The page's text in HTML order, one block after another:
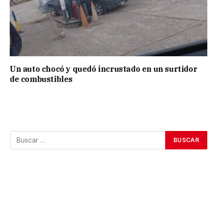
Un auto chocó y quedó incrustado en un surtidor
de combustibles